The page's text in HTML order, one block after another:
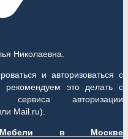
Николаевна.
и авторизоваться с
рекомендуем это делать с
сервиса авторизации
Mail.ru).
Мебели в Москве